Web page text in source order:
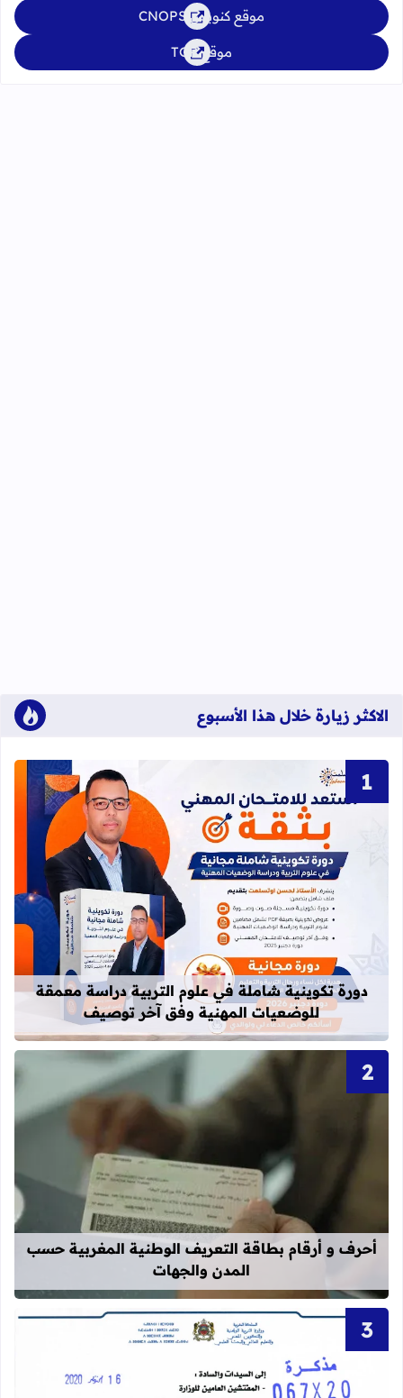
موقع كنوبس CNOPS
موقع TGR
الاكثر زيارة خلال هذا الأسبوع
قراءة المزيد عن دورة تكوينية
دورة تكوينية شاملة في علوم التربية دراسة معمقة
للوضعيات المهنية وفق آخر توصيف
قراءة المزيد عن أحرف و أرقام
أحرف و أرقام بطاقة التعريف الوطنية المغربية حسب
المدن والجهات